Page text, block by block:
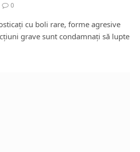
0
cu boli rare, forme agresive
grave sunt condamnați să lupte